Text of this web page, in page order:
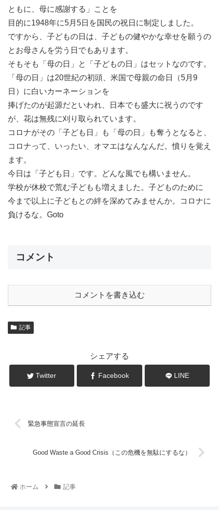
ともに、母に感謝する」ことを
目的に1948年に5月5日を国民の祝日に制定しました。
ですから、子どもの日は、子どもの健やかな幸せを願うの
とお母さんを労う日でもあります。
そもそも「母の日」と「子どもの日」はセットなのです。
「母の日」は20世紀の初頭、米国で母親の命日（5月9
日）に白いカーネーションを
捧げたのが起源だといわれ、日本でも盛大に祝うのです
が、花は無残に刈り取られています。
コロナがその「子ども日」も「母の日」も奪うとなると、
コロナって、いったい、オマエはなんなんだ。憤りを覚え
ます。
今日は「子ども日」です。どんな風でも構いません。
学校が休校で荒む子どもも増えました。子どものために
今まで以上に子どもとの絆を深めてみませんか。コロナに
負けるな。Goto
コメント
コメントを書き込む
記事
シェアする
Twitter Facebook LINE
緊急事態宣言の延長
Good Waste a Good Crisis（この危機を無駄にするな）
ホーム 記事